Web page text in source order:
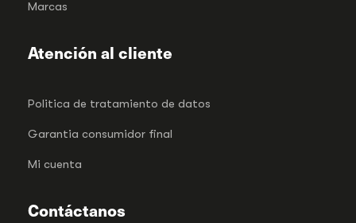
Marcas
Atención al cliente
Politica de tratamiento de datos
Garantia consumidor final
Mi cuenta
Contáctanos